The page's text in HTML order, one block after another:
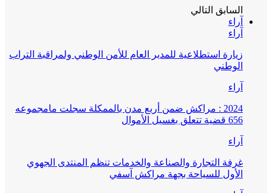
السابق التالي
آراء
آراء
زيارة استطلاعية للمدير العام للأمن الوطني ولمراقبة التراب
الوطني
آراء
2024 : مراكش ضمن أربع مدن بالممكلة سجلت مامجموعه
656 قضية تتعلق بغسيل الأموال
آراء
غرفة التجارة والصناعة والخدمات تنظم المنتدى الجهوي
الأول للسياحة بجهة مراكش آسفي